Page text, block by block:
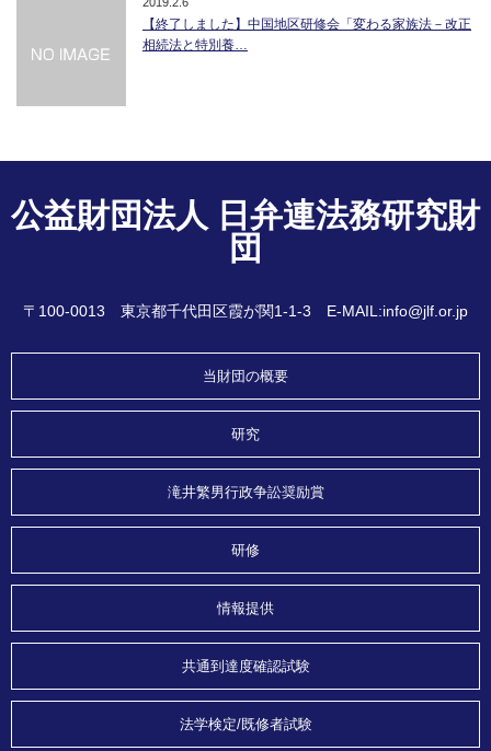
【終了しました】中国地区研修会「変わる家族法－改正
相続法と特別養…
公益財団法人 日弁連法務研究財
団
〒100-0013 東京都千代田区霞が関1-1-3 E-MAIL:info@jlf.or.jp
当財団の概要
研究
滝井繁男行政争訟奨励賞
研修
情報提供
共通到達度確認試験
法学検定/既修者試験